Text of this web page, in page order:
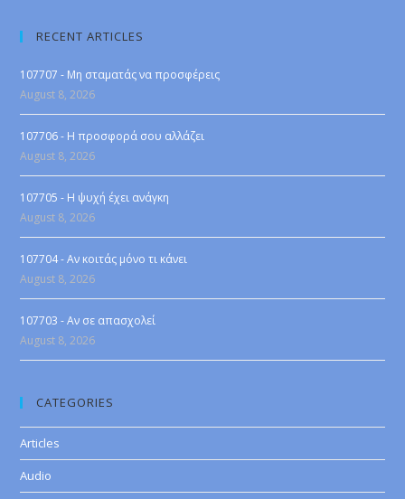
RECENT ARTICLES
107707 - Μη σταματάς να προσφέρεις
August 8, 2026
107706 - Η προσφορά σου αλλάζει
August 8, 2026
107705 - Η ψυχή έχει ανάγκη
August 8, 2026
107704 - Αν κοιτάς μόνο τι κάνει
August 8, 2026
107703 - Αν σε απασχολεί
August 8, 2026
CATEGORIES
Articles
Audio